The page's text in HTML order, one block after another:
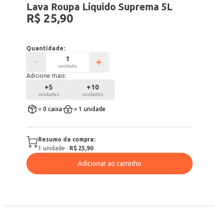
Lava Roupa Líquido Suprema 5L
R$ 25,90
Quantidade:
unidade
Adicione mais:
+5
unidades
+10
unidades
= 0 caixa = 1 unidade
Resumo da compra:
1 unidade · R$ 25,90
Adicionar ao carrinho